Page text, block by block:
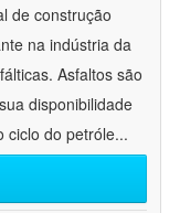
de construção
na indústria da
Asfaltos são
disponibilidade
ciclo do petróle...